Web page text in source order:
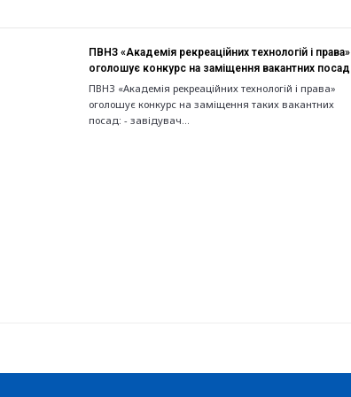
ПВНЗ «Академія рекреаційних технологій і права»
оголошує конкурс на заміщення вакантних посад
ПВНЗ «Академія рекреаційних технологій і права»
оголошує конкурс на заміщення таких вакантних
посад: - завідувач…